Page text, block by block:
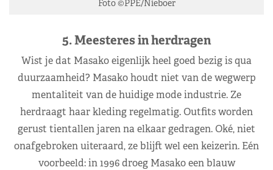
Foto ©PPE/Nieboer
5. Meesteres in herdragen
Wist je dat Masako eigenlijk heel goed bezig is qua
duurzaamheid? Masako houdt niet van de wegwerp
mentaliteit van de huidige mode industrie. Ze
herdraagt haar kleding regelmatig. Outfits worden
gerust tientallen jaren na elkaar gedragen. Oké, niet
onafgebroken uiteraard, ze blijft wel een keizerin. Eén
voorbeeld: in 1996 droeg Masako een blauw